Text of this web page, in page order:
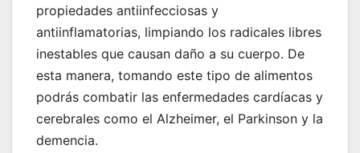
propiedades antiinfecciosas y
antiinflamatorias, limpiando los radicales libres
inestables que causan daño a su cuerpo. De
esta manera, tomando este tipo de alimentos
podrás combatir las enfermedades cardíacas y
cerebrales como el Alzheimer, el Parkinson y la
demencia.